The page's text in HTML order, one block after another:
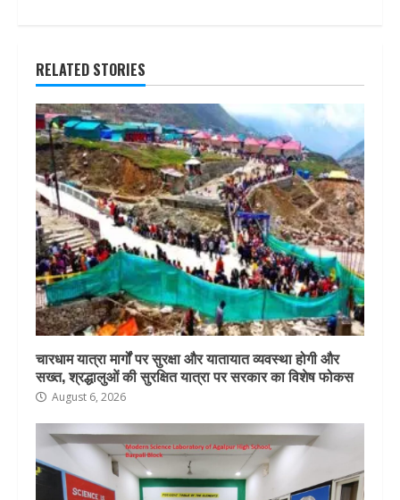
RELATED STORIES
चारधाम यात्रा मार्गों पर सुरक्षा और यातायात व्यवस्था होगी और
सख्त, श्रद्धालुओं की सुरक्षित यात्रा पर सरकार का विशेष फोकस
August 6, 2026